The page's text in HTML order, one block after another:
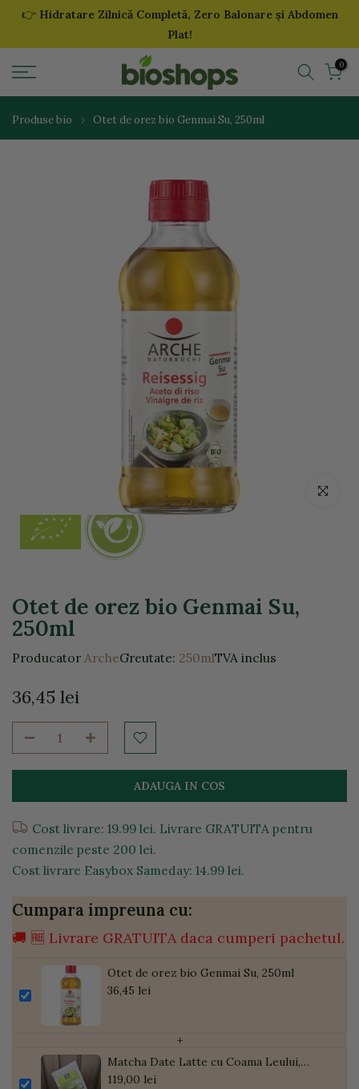
Sari
👉 Hidratare Zilnică Completă, Zero Balonare și Abdomen
Plat!
0
Produse bio Otet de orez bio Genmai Su, 250ml
Click
Otet de orez bio Genmai Su,
250ml
Producator ArcheGreutate: 250mlTVA inclus
36,45 lei
ADAUGA IN COS
Cost livrare: 19.99 lei. Livrare GRATUITA pentru
comenzile peste 200 lei.
Cost livrare Easybox Sameday: 14.99 lei.
Cumpara impreuna cu:
🚚 🆓 Livrare GRATUITA daca cumperi pachetul.
Otet de orez bio Genmai Su, 250ml
36,45 lei
+
Matcha Date Latte cu Coama Leului,
Pudră de Curmale și Ghimbir, ECO, 300g
119,00 lei